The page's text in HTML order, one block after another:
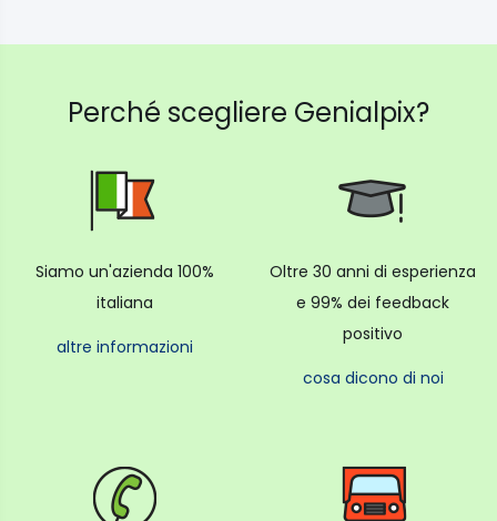
Perché scegliere Genialpix?
Siamo un'azienda 100%
italiana
altre informazioni
Oltre 30 anni di esperienza
e 99% dei feedback
positivo
cosa dicono di noi